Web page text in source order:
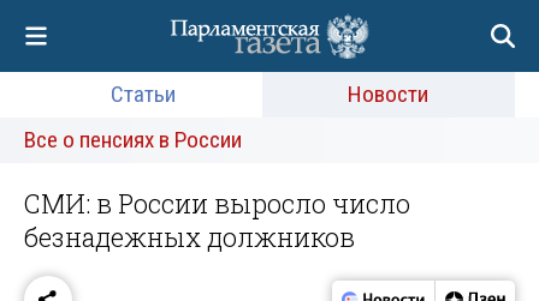
Статьи
Новости
Все о пенсиях в России
СМИ: в России выросло число
безнадежных должников